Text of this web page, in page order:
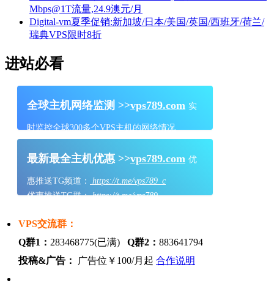
Mbps@1T流量,24.9澳元/月
Digital-vm夏季促销:新加坡/日本/美国/英国/西班牙/荷兰/
瑞典VPS限时8折
进站必看
全球主机网络监测 >>vps789.com 实
时监控全球300多个VPS主机的网络情况
最新最全主机优惠 >>vps789.com 优
惠推送TG频道：
https://t.me/vps789_c
优惠推送TG群：https://t.me/vps789
VPS交流群：
Q群1： 283468775(已满) Q群2： 883641794
投稿&广告：
广告位￥100/月起 合作说明